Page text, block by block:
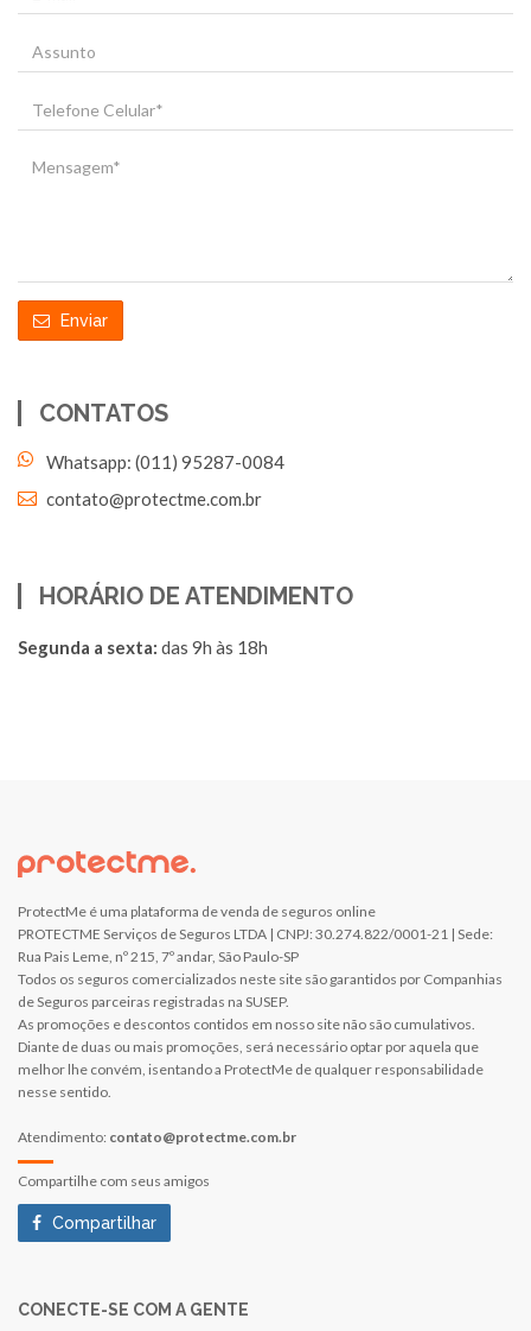
mail
Assunto
Telefone
Celular
Mensagem
Enviar
CONTATOS
Whatsapp: (011) 95287-0084
contato@protectme.com.br
HORÁRIO DE ATENDIMENTO
Segunda a sexta: das 9h às 18h
ProtectMe é uma plataforma de venda de seguros online
PROTECTME Serviços de Seguros LTDA | CNPJ: 30.274.822/0001-21 | Sede:
Rua Pais Leme, nº 215, 7º andar, São Paulo-SP
Todos os seguros comercializados neste site são garantidos por Companhias
de Seguros parceiras registradas na SUSEP.
As promoções e descontos contidos em nosso site não são cumulativos.
Diante de duas ou mais promoções, será necessário optar por aquela que
melhor lhe convém, isentando a ProtectMe de qualquer responsabilidade
nesse sentido.
Atendimento: contato@protectme.com.br
Compartilhe com seus amigos
Compartilhar
CONECTE-SE COM A GENTE